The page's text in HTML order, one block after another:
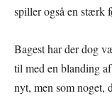
spiller også en stærk
Bagest har der dog
til med en blanding
nyt, men som noget,